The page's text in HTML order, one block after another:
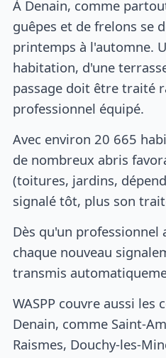
À Denain, comme
guêpes et de frelons se
printemps à l'automne.
habitation, d'une
passage doit être traité
professionnel équipé.
Avec environ 20 665
de nombreux abris
(toitures, jardins,
signalé tôt, plus son
Dès qu'un professionnel
chaque nouveau
transmis
WASPP couvre aussi les
Denain, comme Saint-
Raismes, Douchy-les-